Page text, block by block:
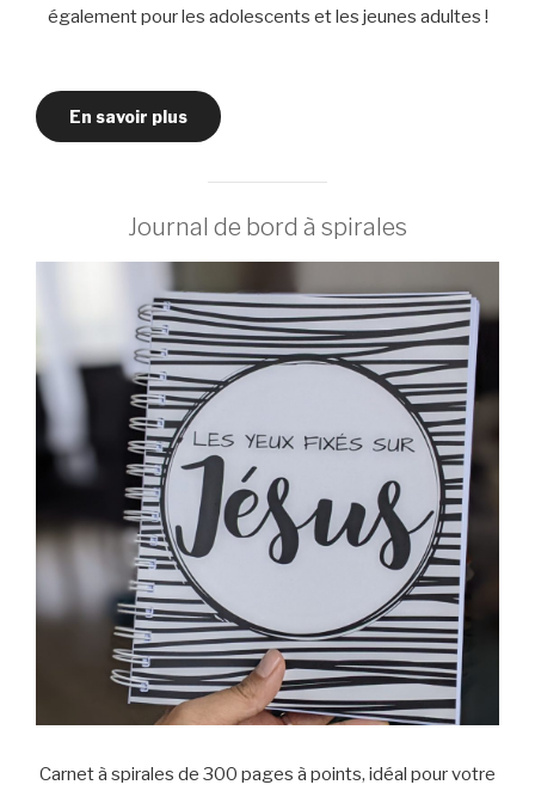
également pour les adolescents et les jeunes adultes !
En savoir plus
Journal de bord à spirales
Carnet à spirales de 300 pages à points, idéal pour votre